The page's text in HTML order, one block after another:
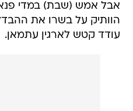
אבל אמש (שבת) במדי
הוותיק על בשרו את
עודד קטש לארגין עתמאן.